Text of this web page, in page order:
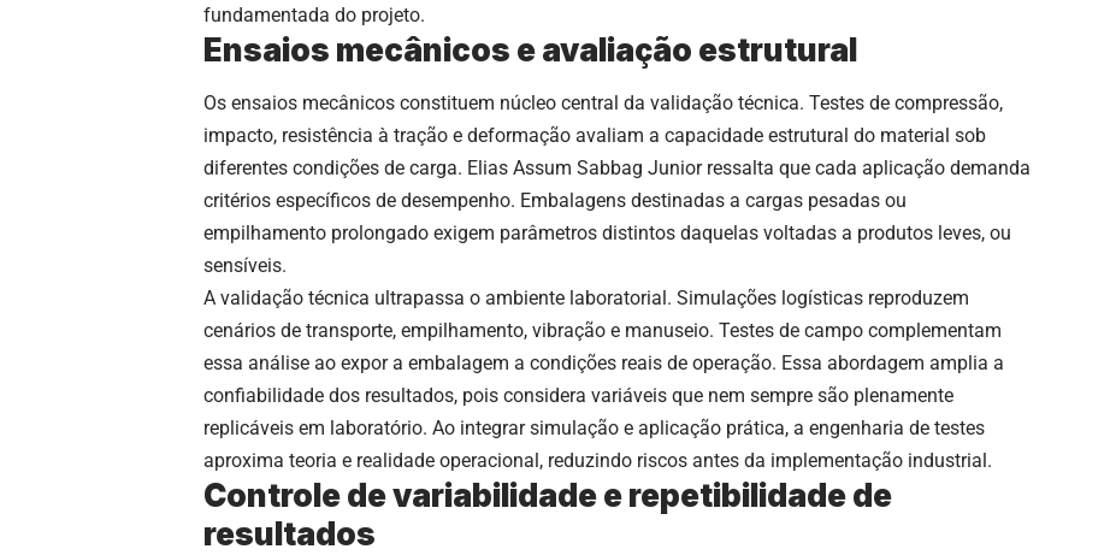
fundamentada do projeto.
Ensaios mecânicos e avaliação estrutural
Os ensaios mecânicos constituem núcleo central da validação técnica. Testes de compressão,
impacto, resistência à tração e deformação avaliam a capacidade estrutural do material sob
diferentes condições de carga. Elias Assum Sabbag Junior ressalta que cada aplicação demanda
critérios específicos de desempenho. Embalagens destinadas a cargas pesadas ou
empilhamento prolongado exigem parâmetros distintos daquelas voltadas a produtos leves, ou
sensíveis.
A validação técnica ultrapassa o ambiente laboratorial. Simulações logísticas reproduzem
cenários de transporte, empilhamento, vibração e manuseio. Testes de campo complementam
essa análise ao expor a embalagem a condições reais de operação. Essa abordagem amplia a
confiabilidade dos resultados, pois considera variáveis que nem sempre são plenamente
replicáveis em laboratório. Ao integrar simulação e aplicação prática, a engenharia de testes
aproxima teoria e realidade operacional, reduzindo riscos antes da implementação industrial.
Controle de variabilidade e repetibilidade de
resultados